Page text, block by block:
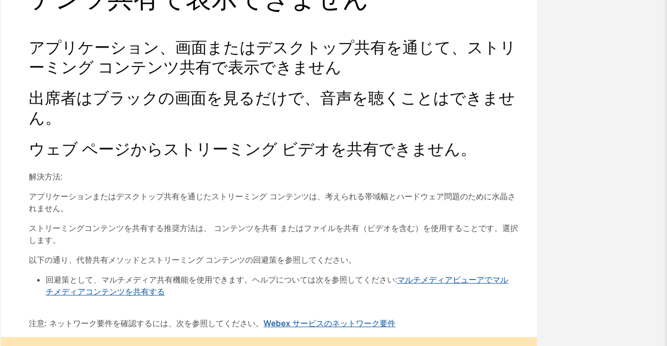
アプリケーション、画面またはデスクトップ共有を通じて、ストリ
ーミング コンテンツ共有で表示できません
出席者はブラックの画面を見るだけで、音声を聴くことはできませ
ん。
ウェブ ページからストリーミング ビデオを共有できません。
解決方法:
アプリケーションまたはデスクトップ共有を通じたストリーミング コンテンツは、考えられる帯域幅とハードウェア問題のために水晶さ
れません。
ストリーミングコンテンツを共有する推奨方法は、 コンテンツを共有 またはファイルを共有（ビデオを含む）を使用することです。 選択
します。
以下の通り、代替共有メソッドとストリーミング コンテンツの回避策を参照してください。
回避策として、マルチメディア共有機能を使用できます。ヘルプについては次を参照してください:マルチメディアビューアでマル
チメディアコンテンツを共有する
注意: ネットワーク要件を確認するには、次を参照してください。 Webex サービスのネットワーク要件